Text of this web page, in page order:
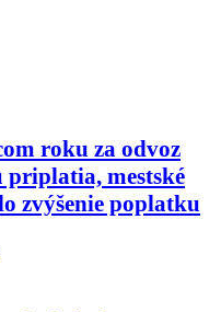
roku za odvoz
mestské
zvýšenie poplatku